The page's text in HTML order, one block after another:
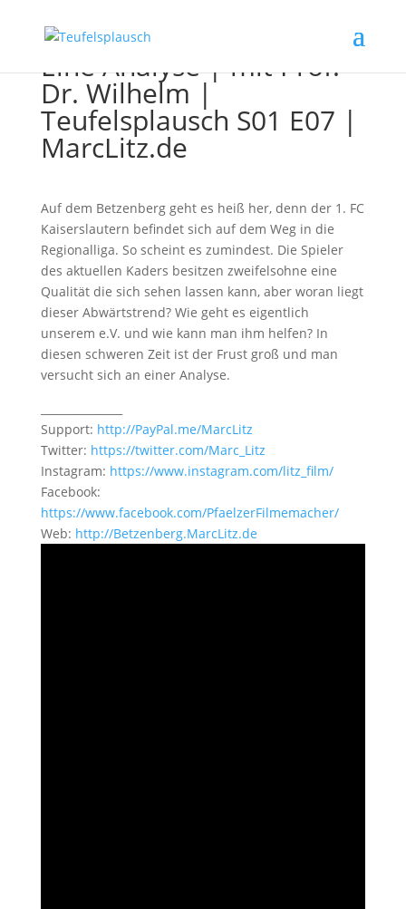
Eine Analyse | mit Prof.
Dr. Wilhelm |
Teufelsplausch S01 E07 |
MarcLitz.de
Auf dem Betzenberg geht es heiß her, denn der 1. FC
Kaiserslautern befindet sich auf dem Weg in die
Regionalliga. So scheint es zumindest. Die Spieler
des aktuellen Kaders besitzen zweifelsohne eine
Qualität die sich sehen lassen kann, aber woran liegt
dieser Abwärtstrend? Wie geht es eigentlich
unserem e.V. und wie kann man ihm helfen? In
diesen schweren Zeit ist der Frust groß und man
versucht sich an einer Analyse.
Support: http://PayPal.me/MarcLitz
Twitter: https://twitter.com/Marc_Litz
Instagram: https://www.instagram.com/litz_film/
Facebook:
https://www.facebook.com/PfaelzerFilmemacher/
Web: http://Betzenberg.MarcLitz.de